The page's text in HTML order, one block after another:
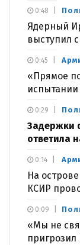
Ядерный
выступил
0:48
«Прямое
0:45
Задержки
ответила
0:29
На
КСИР
0:14
«Мы не
0:09